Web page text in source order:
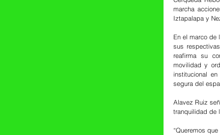
marcha
Iztapalapa y
En el marco de
sus
reafirma su
movilidad y
institucional
segura del
Alavez Ruiz
tranquilidad de
“Queremos